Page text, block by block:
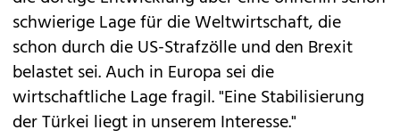
schwierige Lage für die Weltwirtschaft, die
schon durch die US-Strafzölle und den Brexit
belastet sei. Auch in Europa sei die
wirtschaftliche Lage fragil. "Eine Stabilisierung
der Türkei liegt in unserem Interesse."